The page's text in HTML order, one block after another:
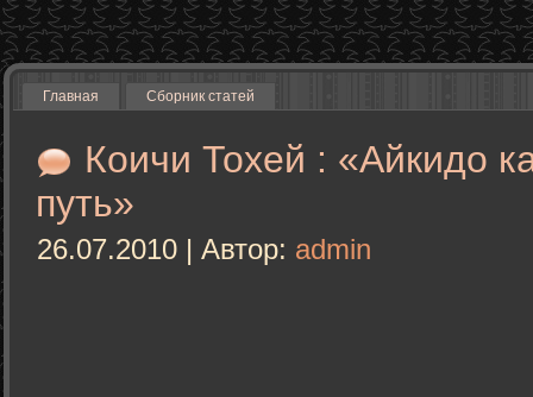
Главная Сборник статей
Коичи Тохей : «Айкидо
путь»
26.07.2010 | Автор: admin